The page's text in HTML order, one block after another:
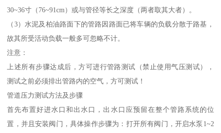
30~36寸（76~91cm）或与管径等长之深度（两者取其大者）。
（3）水泥及柏油路面下的管路因路面已将车辆的负载分散于路基，
故其所受活动负载一般多可忽略不计。
注意：
上述所有步骤达成后，方可进行管路测试（禁止使用气压测试），
测试之前必须排出管路内的空气，方可测试！
管道压力测试方法及步骤
首先布置好进水口和出水口，出水口应预留在整个管路系统的位
置，并且安装阀门，具体操作步骤为：打开所有阀门，开启水泵1~2